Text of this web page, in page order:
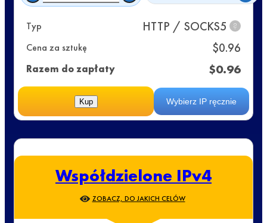
Typ HTTP / SOCKS5 ?
Cena za sztukę $0.96
Razem do zapłaty $0.96
Wybierz IP ręcznie
Kup
Współdzielone IPv4
ZOBACZ, DO JAKICH CELÓW